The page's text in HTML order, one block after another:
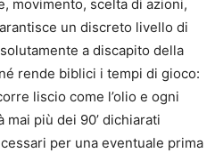
movimento, scelta di azioni,
un discreto livello di
a discapito della
rende biblici i tempi di gioco:
liscio come l’olio e ogni
più dei 90’ dichiarati
per una eventuale prima